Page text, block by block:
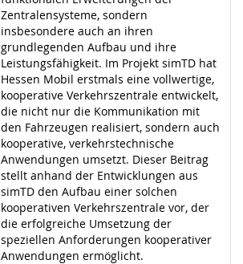
Zentralensysteme, sondern
insbesondere auch an ihren
grundlegenden Aufbau und ihre
Leistungsfähigkeit. Im Projekt simTD hat
Hessen Mobil erstmals eine vollwertige,
kooperative Verkehrszentrale entwickelt,
die nicht nur die Kommunikation mit
den Fahrzeugen realisiert, sondern auch
kooperative, verkehrstechnische
Anwendungen umsetzt. Dieser Beitrag
stellt anhand der Entwicklungen aus
simTD den Aufbau einer solchen
kooperativen Verkehrszentrale vor, der
die erfolgreiche Umsetzung der
speziellen Anforderungen kooperativer
Anwendungen ermöglicht.